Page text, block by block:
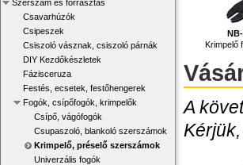
Szerszám és forrasztás
Csavarhúzók
Csipeszek
Csiszoló vásznak, csiszoló párnák
DIY Kezdőkészletek
Fázisceruza
Festés, ecsetek, festőhengerek
Fogók, csípőfogók, krimpelők
Csípő, vágófogók
Csupaszoló, blankoló szerszámok
Krimpelő, préselő szerszámok
Univerzális fogók
Krimpelő
A